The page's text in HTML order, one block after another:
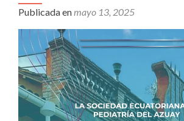
Publicada enmayo 13, 2025